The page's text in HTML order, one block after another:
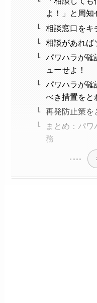
よ！」と周知
相談窓口をキ
相談があれば
パワハラが確
ューせよ！
パワハラが確
べき措置をと
再発防止策を
まとめ：パ
務